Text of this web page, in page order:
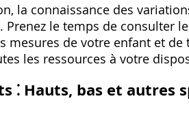
la connaissance des
Prenez le temps de consulter
mesures de votre enfant et
les ressources à votre
⁚ Hauts‚ bas et autres